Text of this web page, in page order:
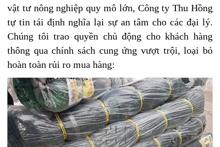
vật tư nông nghiệp quy mô lớn, Công ty Thu Hồng
tự tin tái định nghĩa lại sự an tâm cho các đại lý.
Chúng tôi trao quyền chủ động cho khách hàng
thông qua chính sách cung ứng vượt trội, loại bỏ
hoàn toàn rủi ro mua hàng: